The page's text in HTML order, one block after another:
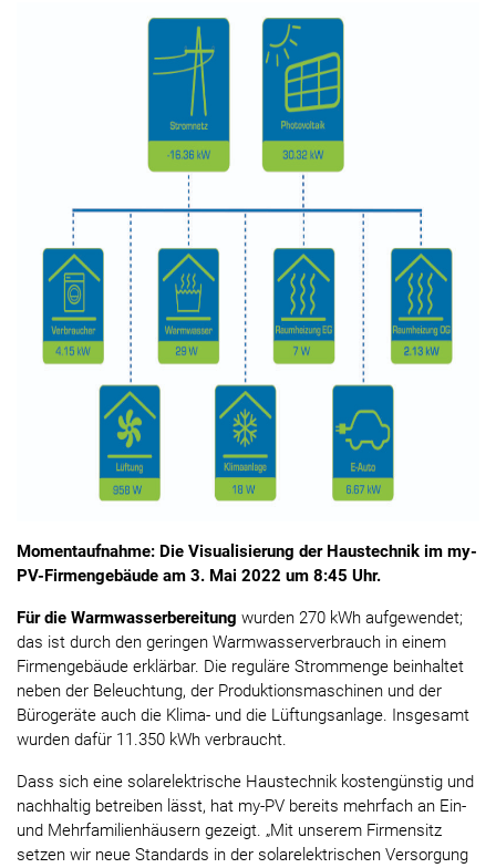
Momentaufnahme: Die Visualisierung der Haustechnik im my-
PV-Firmengebäude am 3. Mai 2022 um 8:45 Uhr.
Für die Warmwasserbereitung wurden 270 kWh aufgewendet;
das ist durch den geringen Warmwasserverbrauch in einem
Firmengebäude erklärbar. Die reguläre Strommenge beinhaltet
neben der Beleuchtung, der Produktionsmaschinen und der
Bürogeräte auch die Klima- und die Lüftungsanlage. Insgesamt
wurden dafür 11.350 kWh verbraucht.
Dass sich eine solarelektrische Haustechnik kostengünstig und
nachhaltig betreiben lässt, hat my-PV bereits mehrfach an Ein-
und Mehrfamilienhäusern gezeigt. „Mit unserem Firmensitz
setzen wir neue Standards in der solarelektrischen Versorgung